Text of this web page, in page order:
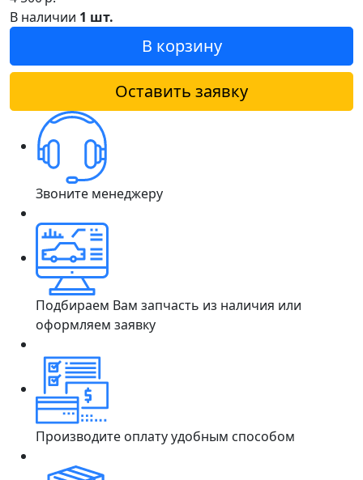
В наличии 1 шт.
В корзину
Оставить заявку
Звоните менеджеру
Подбираем Вам запчасть из наличия или
оформляем заявку
Производите оплату удобным способом